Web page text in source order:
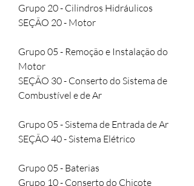
Grupo 20 - Cilindros Hidráulicos
SEÇÃO 20 - Motor
Grupo 05 - Remoção e Instalação do
Motor
SEÇÃO 30 - Conserto do Sistema de
Combustível e de Ar
Grupo 05 - Sistema de Entrada de Ar
SEÇÃO 40 - Sistema Elétrico
Grupo 05 - Baterias
Grupo 10 - Conserto do Chicote